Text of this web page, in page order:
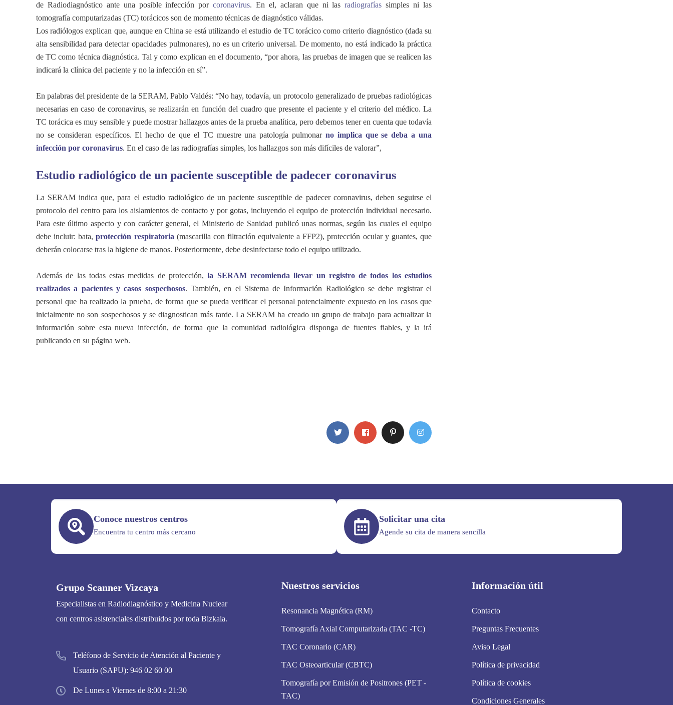
de Radiodiagnóstico ante una posible infección porcoronavirus. En el, aclaran que ni lasradiografías simples ni las
tomografía computarizadas (TC) torácicos son de momento técnicas de diagnóstico válidas.
Los radiólogos explican que, aunque en China se está utilizando el estudio de TC torácico como criterio diagnóstico (dada su
alta sensibilidad para detectar opacidades pulmonares), no es un criterio universal. De momento, no está indicado la práctica
de TC como técnica diagnóstica. Tal y como explican en el documento, “por ahora, las pruebas de imagen que se realicen las
indicará la clínica del paciente y no la infección en sí”.
En palabras del presidente de la SERAM, Pablo Valdés: “No hay, todavía, un protocolo generalizado de pruebas radiológicas
necesarias en caso de coronavirus, se realizarán en función del cuadro que presente el paciente y el criterio del médico. La
TC torácica es muy sensible y puede mostrar hallazgos antes de la prueba analítica, pero debemos tener en cuenta que todavía
no se consideran específicos. El hecho de que el TC muestre una patología pulmonar no implica que se deba a una
infección por coronavirus. En el caso de las radiografías simples, los hallazgos son más difíciles de valorar”,
Estudio radiológico de un paciente susceptible de padecer coronavirus
La SERAM indica que, para el estudio radiológico de un paciente susceptible de padecer coronavirus, deben seguirse el
protocolo del centro para los aislamientos de contacto y por gotas, incluyendo el equipo de protección individual necesario.
Para este último aspecto y con carácter general, el Ministerio de Sanidad publicó unas normas, según las cuales el equipo
debe incluir: bata,protección respiratoria (mascarilla con filtración equivalente a FFP2), protección ocular y guantes, que
deberán colocarse tras la higiene de manos. Posteriormente, debe desinfectarse todo el equipo utilizado.
Además de las todas estas medidas de protección,la SERAM recomienda llevar un registro de todos los estudios
realizados a pacientes y casos sospechosos. También, en el Sistema de Información Radiológico se debe registrar el
personal que ha realizado la prueba, de forma que se pueda verificar el personal potencialmente expuesto en los casos que
inicialmente no son sospechosos y se diagnostican más tarde. La SERAM ha creado un grupo de trabajo para actualizar la
información sobre esta nueva infección, de forma que la comunidad radiológica disponga de fuentes fiables, y la irá
publicando en su página web.
Conoce nuestros centros
Encuentra tu centro más cercano
Solicitar una cita
Agende su cita de manera sencilla
Grupo Scanner Vizcaya
Especialistas en Radiodiagnóstico y Medicina Nuclear
con centros asistenciales distribuidos por toda Bizkaia.
Teléfono de Servicio de Atención al Paciente y
Usuario (SAPU): 946 02 60 00
De Lunes a Viernes de 8:00 a 21:30
Nuestros servicios
Resonancia Magnética (RM)
Tomografía Axial Computarizada (TAC -TC)
TAC Coronario (CAR)
TAC Osteoarticular (CBTC)
Tomografía por Emisión de Positrones (PET -
TAC)
Información útil
Contacto
Preguntas Frecuentes
Aviso Legal
Política de privacidad
Política de cookies
Condiciones Generales